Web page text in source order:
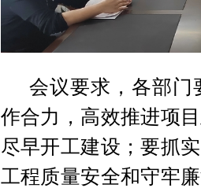
会议要求，各部门
作合力，高效推进项
尽早开工建设；要抓
工程质量安全和守牢